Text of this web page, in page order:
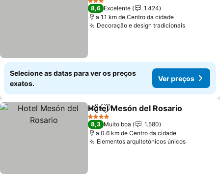
3 Estrelas
8,6 Excelente
1.424
a 1.1 km de Centro da cidade
Decoração e design tradicionaisVer
Selecione as datas para ver os preços
exatos.
Ver preços
PartilharAdicionar aos favoritos
Hotel Mesón del Rosario
4 Estrelas
8,3 Muito boa
1.580
a 0.6 km de Centro da cidade
Elementos arquitetónicos únicosVer